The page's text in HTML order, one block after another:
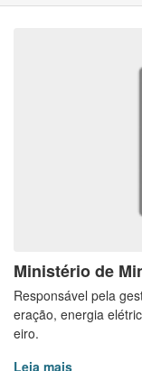
Ministério de
Responsável pela
eração, energia
eiro.
Leia mais